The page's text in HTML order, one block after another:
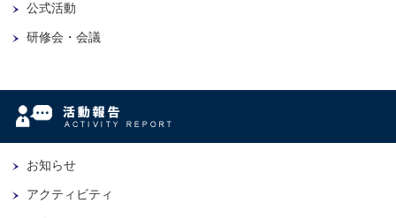
公式活動
研修会・会議
お知らせ
アクティビティ